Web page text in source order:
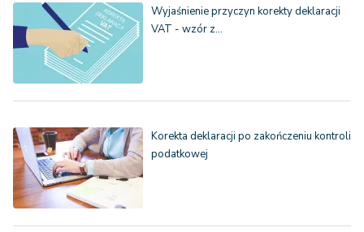
Wyjaśnienie przyczyn korekty deklaracji
VAT - wzór z…
Korekta deklaracji po zakończeniu kontroli
podatkowej